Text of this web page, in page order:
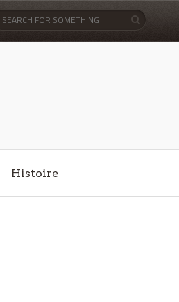
Histoire